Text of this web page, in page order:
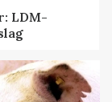
LDM-